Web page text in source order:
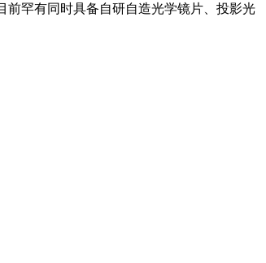
前罕有同时具备自研自造光学镜片、投影光